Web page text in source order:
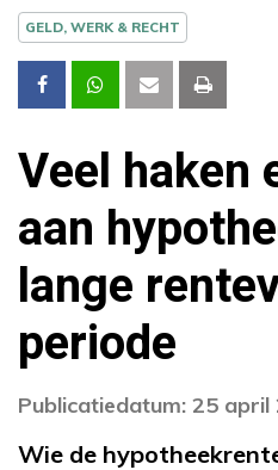
GELD, WERK & RECHT
Veel haken
aan
lange
periode
Publicatiedatum: 25 april
Wie de